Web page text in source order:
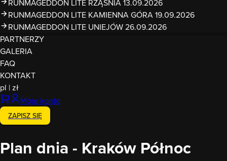
RUNMAGEDDON LITE RZĄŚNIA 13.09.2026
RUNMAGEDDON LITE KAMIENNA GÓRA 19.09.2026
RUNMAGEDDON LITE UNIEJÓW 26.09.2026
PARTNERZY
GALERIA
FAQ
KONTAKT
pl |zł
Moje konto
ZAPISZ SIĘ
Plan dnia - Kraków Północ